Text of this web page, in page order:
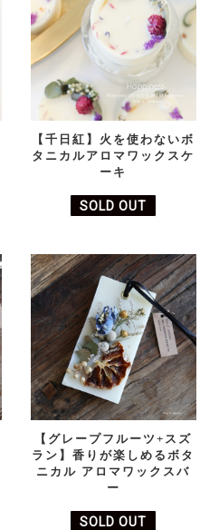
【千日紅】火を使わないボ
タニカルアロマワックスケ
ーキ
SOLD OUT
【グレープフルーツ+スズ
ラン】香りが楽しめるボタ
ニカル アロマワックスバ
ー
SOLD OUT